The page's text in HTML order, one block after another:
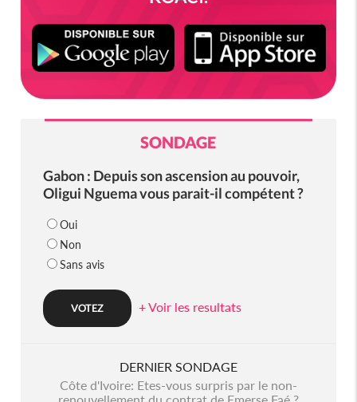
SONDAGE
Gabon : Depuis son ascension au pouvoir,
Oligui Nguema vous parait-il compétent ?
Oui
Non
Sans avis
+ Voir les resultats
DERNIER SONDAGE
Côte d'Ivoire: Etes-vous surpris par le non-